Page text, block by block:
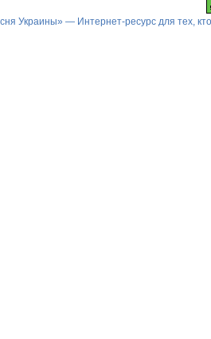
Украины» — Интернет-ресурс для тех,